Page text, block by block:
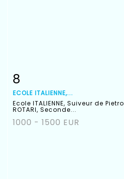
Fiche détaillée
8
ECOLE ITALIENNE,...
Ecole ITALIENNE, Suiveur de Pietro
ROTARI, Seconde...
1000 - 1500 EUR